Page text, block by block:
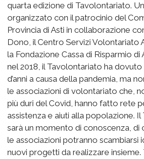
quarta edizione di Tavolontariato.
organizzato con il patrocinio del
Provincia di Asti in collaborazione
Dono, il Centro Servizi Volontariato
la Fondazione Cassa di Risparmio di
nel 2018, il Tavolontariato ha
d’anni a causa della pandemia, ma
le associazioni di volontariato che,
più duri del Covid, hanno fatto rete
assistenza e aiuti alla popolazione.
sarà un momento di conoscenza,
le associazioni potranno scambiarsi
nuovi progetti da realizzare